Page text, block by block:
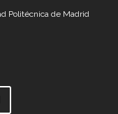
Politécnica de Madrid